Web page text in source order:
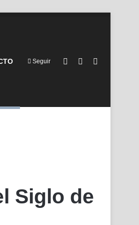
Seguir Barra lateral
Switch skin
Siglo de